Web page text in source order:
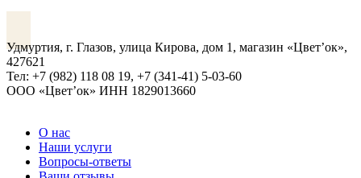
Удмуртия, г. Глазов, улица Кирова, дом 1, магазин «Цвет’ок»,
427621
Тел: +7 (982) 118 08 19, +7 (341-41) 5-03-60
ООО «Цвет’ок» ИНН 1829013660
О нас
Наши услуги
Вопросы-ответы